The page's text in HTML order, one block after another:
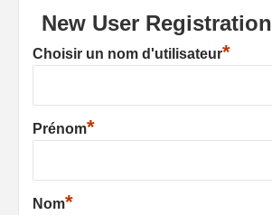
New User Registration
Choisir un nom d'utilisateur*
Prénom*
Nom*